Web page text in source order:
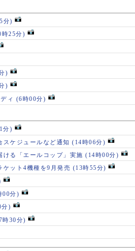
分)
時25分)
)
)
ィ (6時00分)
分)
ケジュールなど通知 (14時06分)
る「エールコップ」実施 (14時00分)
ケット4機種を9月発売 (13時55分)
00分)
分)
時30分)